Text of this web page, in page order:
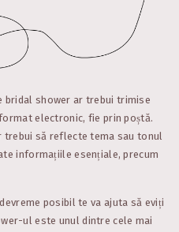
bridal shower ar trebui trimise
electronic, fie prin poștă.
trebui să reflecte tema sau tonul
informațiile esențiale, precum
posibil te va ajuta să eviți
ul este unul dintre cele mai